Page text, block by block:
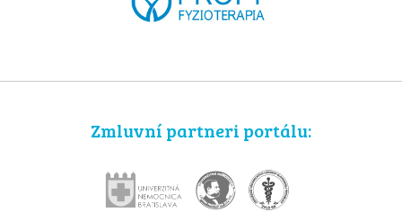
Zmluvní partneri portálu: